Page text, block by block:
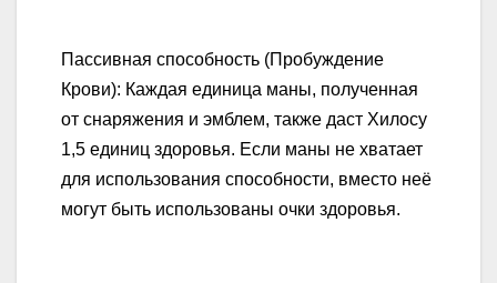
Пассивная способность (Пробуждение
Крови): Каждая единица маны, полученная
от снаряжения и эмблем, также даст Хилосу
1,5 единиц здоровья. Если маны не хватает
для использования способности, вместо неё
могут быть использованы очки здоровья.